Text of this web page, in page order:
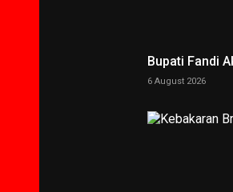
Bupati Fandi
6 August 2026